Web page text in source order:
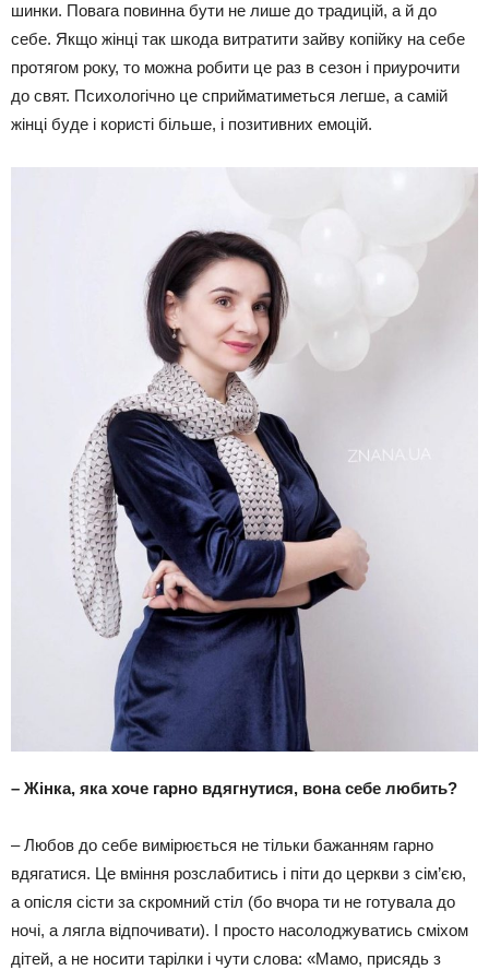
шинки. Повага повинна бути не лише до традицій, а й до
себе. Якщо жінці так шкода витратити зайву копійку на себе
протягом року, то можна робити це раз в сезон і приурочити
до свят. Психологічно це сприйматиметься легше, а самій
жінці буде і користі більше, і позитивних емоцій.
– Жінка, яка хоче гарно вдягнутися, вона себе любить?
– Любов до себе вимірюється не тільки бажанням гарно
вдягатися. Це вміння розслабитись і піти до церкви з сім’єю,
а опісля сісти за скромний стіл (бо вчора ти не готувала до
ночі, а лягла відпочивати). І просто насолоджуватись сміхом
дітей, а не носити тарілки і чути слова: «Мамо, присядь з